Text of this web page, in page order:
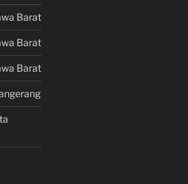
Barat
Barat
Barat